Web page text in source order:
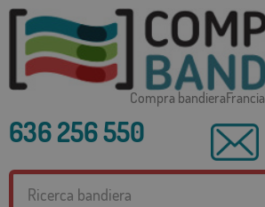
Compra bandieraFrancia
636 256 550